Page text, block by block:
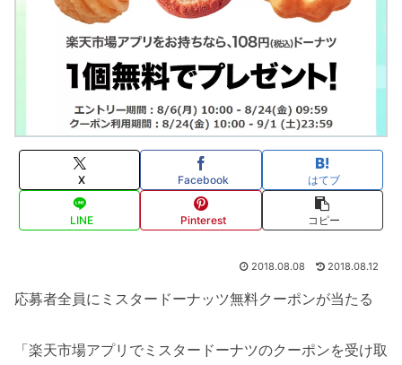
X Facebook はてブ
LINE Pinterest コピー
2018.08.08 2018.08.12
応募者全員にミスタードーナッツ無料クーポンが当たる
「楽天市場アプリでミスタードーナツのクーポンを受け取